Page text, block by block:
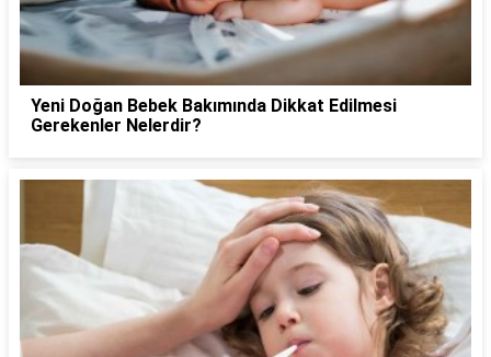
Yeni Doğan Bebek Bakımında Dikkat Edilmesi
Gerekenler Nelerdir?